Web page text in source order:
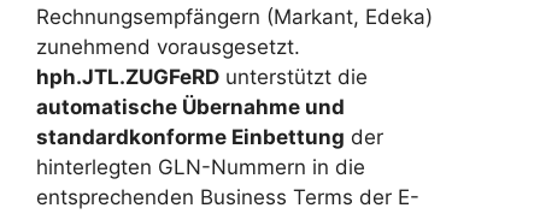
Rechnungsempfängern (Markant, Edeka)
zunehmend vorausgesetzt.
hph.JTL.ZUGFeRD unterstützt die
automatische Übernahme und
standardkonforme Einbettung der
hinterlegten GLN-Nummern in die
entsprechenden Business Terms der E-